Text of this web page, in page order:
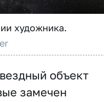
художника.
объект
замечен